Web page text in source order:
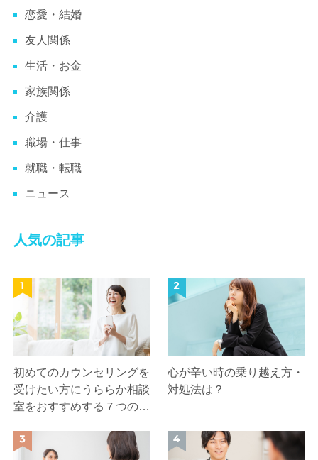
恋愛・結婚
友人関係
生活・お金
家族関係
介護
職場・仕事
就職・転職
ニュース
人気の記事
初めてのカウンセリングを
受けたい方にうららか相談
室をおすすめする７つの理
心が辛い時の乗り越え方・
対処法は？